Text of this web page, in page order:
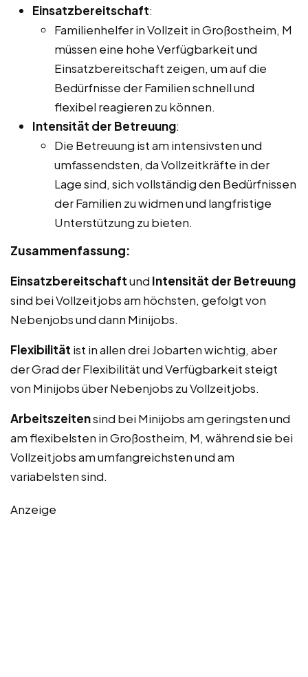
Einsatzbereitschaft:
Familienhelfer in Vollzeit in Großostheim, M
müssen eine hohe Verfügbarkeit und
Einsatzbereitschaft zeigen, um auf die
Bedürfnisse der Familien schnell und
flexibel reagieren zu können.
Intensität der Betreuung:
Die Betreuung ist am intensivsten und
umfassendsten, da Vollzeitkräfte in der
Lage sind, sich vollständig den Bedürfnissen
der Familien zu widmen und langfristige
Unterstützung zu bieten.
Zusammenfassung:
Einsatzbereitschaftund Intensität der Betreuung
sind bei Vollzeitjobs am höchsten, gefolgt von
Nebenjobs und dann Minijobs.
Flexibilität ist in allen drei Jobarten wichtig, aber
der Grad der Flexibilität und Verfügbarkeit steigt
von Minijobs über Nebenjobs zu Vollzeitjobs.
Arbeitszeitensind bei Minijobs am geringsten und
am flexibelsten in Großostheim, M, während sie bei
Vollzeitjobs am umfangreichsten und am
variabelsten sind.
Anzeige